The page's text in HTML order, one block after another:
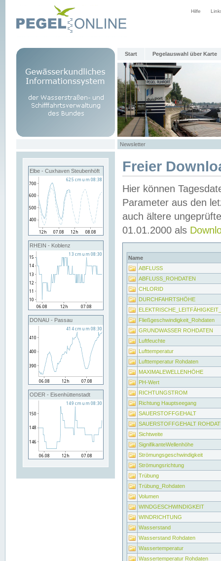
Hilfe
Start Pegelauswahl über Karte
Newsletter
Elbe - Cuxhaven Steubenhöft
RHEIN - Koblenz
DONAU - Passau
ODER - Eisenhüttenstadt
Freier
Hier können
Parameter aus den
auch ältere
01.01.2000 als
Name
ABFLUSS
ABFLUSS_ROHDATEN
CHLORID
DURCHFAHRTSHÖHE
Fließgeschwindigkeit_Rohdaten
GRUNDWASSER ROHDATEN
Luftfeuchte
Lufttemperatur
Lufttemperatur Rohdaten
MAXIMALEWELLENHÖHE
PH-Wert
RICHTUNGSTROM
Richtung Hauptseegang
SAUERSTOFFGEHALT
SAUERSTOFFGEHALT
Sichtweite
SignifikanteWellenhöhe
Strömungsgeschwindigkeit
Strömungsrichtung
Trübung
Trübung_Rohdaten
Volumen
WINDGESCHWINDIGKEIT
WINDRICHTUNG
Wasserstand
Wasserstand Rohdaten
Wassertemperatur
Wassertemperatur Rohdaten